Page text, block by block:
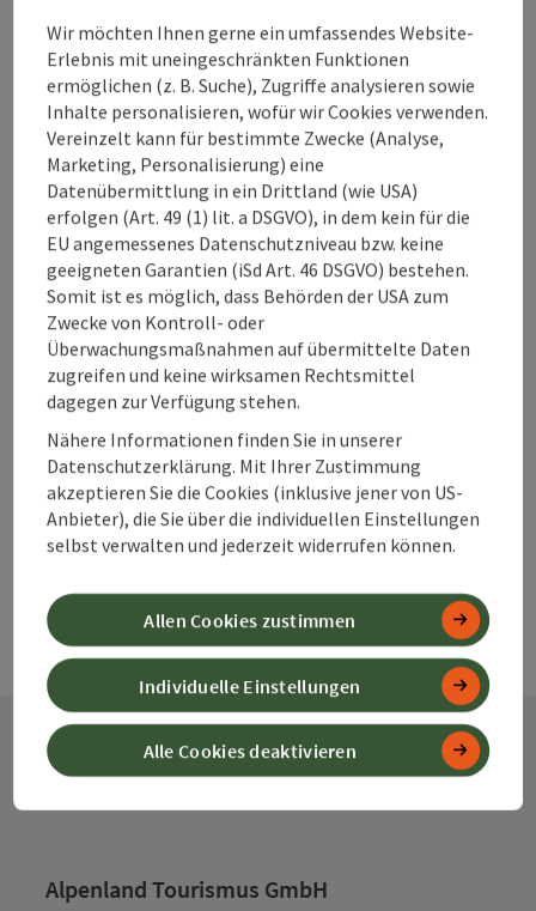
Eignung
Barrierefreiheit
Beitrag merken
zum Merkzettel
Beitrag drucken
In der Nähe
powered byTOURDATA Änderung vorschlagen
Kontakt
Alpenland Tourismus GmbH
Wir möchten Ihnen gerne ein umfassendes Website-
Erlebnis mit uneingeschränkten Funktionen
ermöglichen (z. B. Suche), Zugriffe analysieren sowie
Inhalte personalisieren, wofür wir Cookies verwenden.
Vereinzelt kann für bestimmte Zwecke (Analyse,
Marketing, Personalisierung) eine
Datenübermittlung in ein Drittland (wie USA)
erfolgen (Art. 49 (1) lit. a DSGVO), in dem kein für die
EU angemessenes Datenschutzniveau bzw. keine
geeigneten Garantien (iSd Art. 46 DSGVO) bestehen.
Somit ist es möglich, dass Behörden der USA zum
Zwecke von Kontroll- oder
Überwachungsmaßnahmen auf übermittelte Daten
zugreifen und keine wirksamen Rechtsmittel
dagegen zur Verfügung stehen.
Nähere Informationen finden Sie in unserer
Datenschutzerklärung. Mit Ihrer Zustimmung
akzeptieren Sie die Cookies (inklusive jener von US-
Anbieter), die Sie über die individuellen Einstellungen
selbst verwalten und jederzeit widerrufen können.
Alle Cookies deaktivieren
Individuelle Einstellungen
Allen Cookies zustimmen